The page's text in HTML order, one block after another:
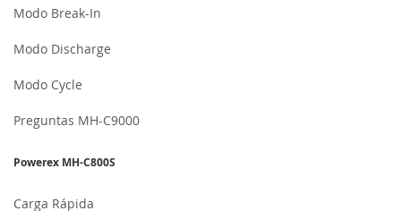
Modo Break-In
Modo Discharge
Modo Cycle
Preguntas MH-C9000
Powerex MH-C800S
Carga Rápida